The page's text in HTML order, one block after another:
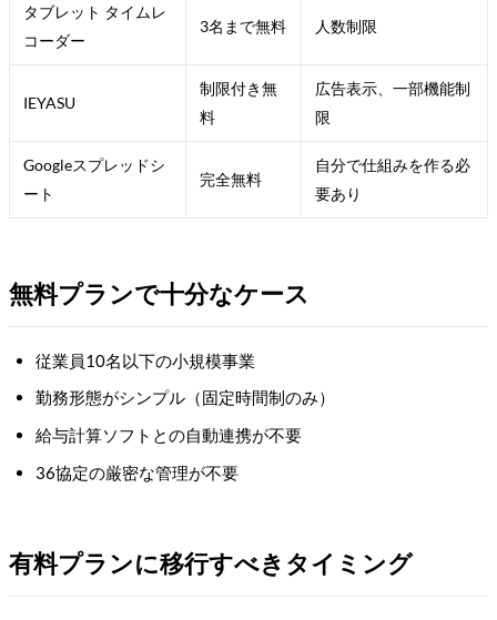
タブレット タイムレ
コーダー
3名まで無料 人数制限
IEYASU
制限付き無
料
広告表示、一部機能制
限
Googleスプレッドシ
ート
完全無料
自分で仕組みを作る必
要あり
無料プランで十分なケース
従業員10名以下の小規模事業
勤務形態がシンプル（固定時間制のみ）
給与計算ソフトとの自動連携が不要
36協定の厳密な管理が不要
有料プランに移行すべきタイミング